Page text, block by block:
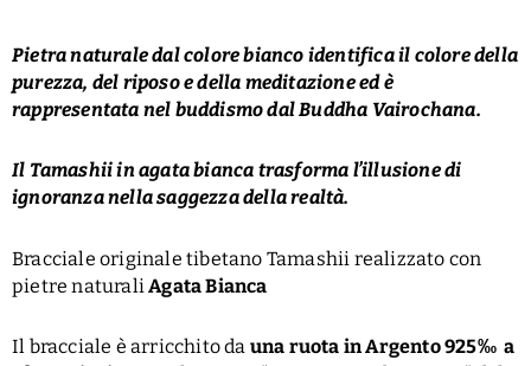
Pietra naturale dal colore bianco identifica il colore della
purezza, del riposo e della meditazione ed è
rappresentata nel buddismo dal Buddha Vairochana.
Il Tamashii in agata bianca trasforma l’illusione di
ignoranza nella saggezza della realtà.
Bracciale originale tibetano Tamashii realizzato con
pietre naturaliAgata Bianca
Il bracciale è arricchito da una ruota in Argento 925‰ a